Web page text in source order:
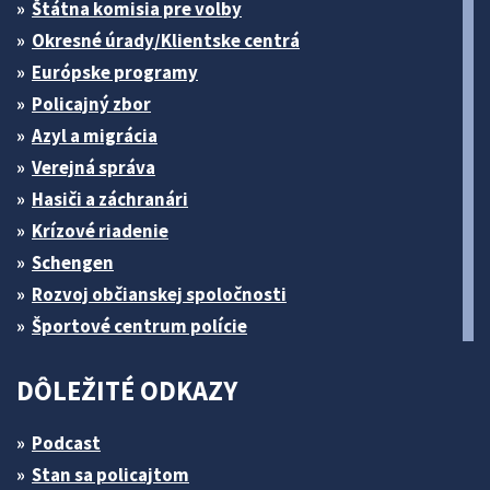
Štátna komisia pre volby
Okresné úrady/Klientske centrá
Európske programy
Policajný zbor
Azyl a migrácia
Verejná správa
Hasiči a záchranári
Krízové riadenie
Schengen
Rozvoj občianskej spoločnosti
Športové centrum polície
DÔLEŽITÉ ODKAZY
Podcast
Stan sa policajtom